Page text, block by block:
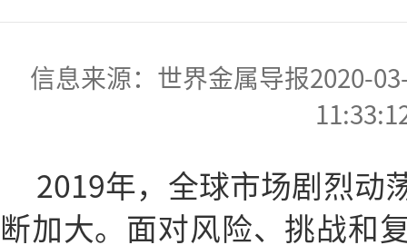
信息来源：世界金属导报2020-
2019年，全球市场剧烈动
断加大。面对风险、挑战和